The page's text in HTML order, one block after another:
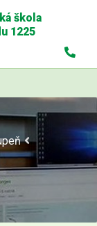
škola
1225